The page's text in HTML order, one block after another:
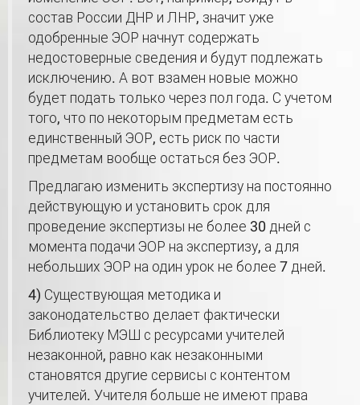
состав России ДНР и ЛНР, значит уже
одобренные ЭОР начнут содержать
недостоверные сведения и будут подлежать
исключению. А вот взамен новые можно
будет подать только через пол года. С учетом
того, что по некоторым предметам есть
единственный ЭОР, есть риск по части
предметам вообще остаться без ЭОР.
Предлагаю изменить экспертизу на постоянно
действующую и установить срок для
проведение экспертизы не более 30 дней с
момента подачи ЭОР на экспертизу, а для
небольших ЭОР на один урок не более 7 дней.
4) Существующая методика и
законодательство делает фактически
Библиотеку МЭШ с ресурсами учителей
незаконной, равно как незаконными
становятся другие сервисы с контентом
учителей. Учителя больше не имеют права